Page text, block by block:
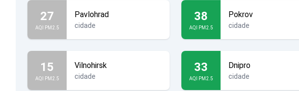
27
AQI PM2.5
Pavlohrad
cidade
38
AQI PM2.5
Pokrov
cidade
15
AQI PM2.5
Vilnohirsk
cidade
33
AQI PM2.5
Dnipro
cidade